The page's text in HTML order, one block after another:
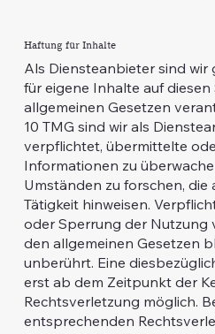
Haftung für Inhalte
Als Diensteanbieter sind wir
für eigene Inhalte auf
allgemeinen Gesetzen
10 TMG sind wir als
verpflichtet, übermittelte
Informationen zu
Umständen zu forschen, die
Tätigkeit hinweisen.
oder Sperrung der Nutzung
den allgemeinen Gesetzen
unberührt. Eine
erst ab dem Zeitpunkt der
Rechtsverletzung möglich.
entsprechenden